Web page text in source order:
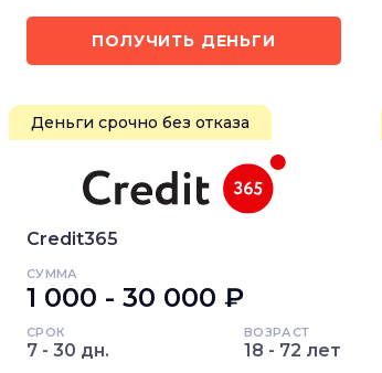
ПОЛУЧИТЬ ДЕНЬГИ
Деньги срочно без отказа
Credit365
СУММА
1 000 - 30 000 ₽
СРОК
7 - 30 дн.
ВОЗРАСТ
18 - 72 лет